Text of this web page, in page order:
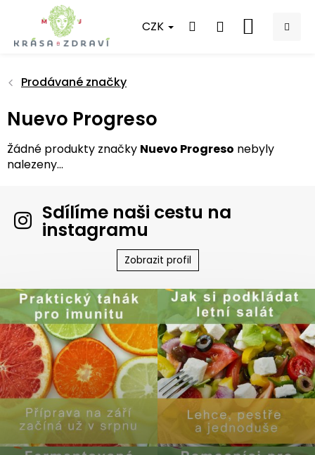
obsah
CZK
NÁKUPNÍ
Prodávané značky
Nuevo Progreso
Žádné produkty značky Nuevo Progreso nebyly
nalezeny...
Sdílíme naši cestu na
instagramu
Zobrazit profil